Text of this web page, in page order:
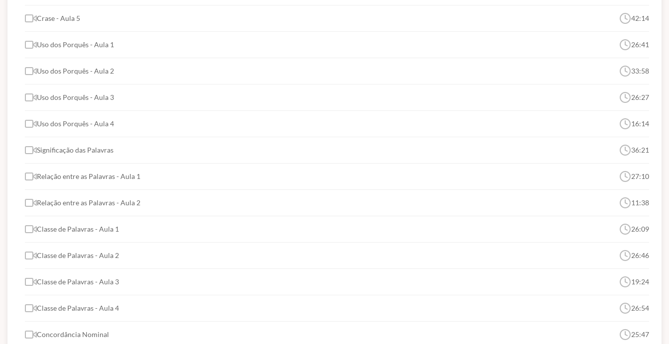
Crase - Aula 5 42:14
Uso dos Porquês - Aula 1 26:41
Uso dos Porquês - Aula 2 33:58
Uso dos Porquês - Aula 3 26:27
Uso dos Porquês - Aula 4 16:14
Significação das Palavras 36:21
Relação entre as Palavras - Aula 1 27:10
Relação entre as Palavras - Aula 2 11:38
Classe de Palavras - Aula 1 26:09
Classe de Palavras - Aula 2 26:46
Classe de Palavras - Aula 3 19:24
Classe de Palavras - Aula 4 26:54
Concordância Nominal 25:47